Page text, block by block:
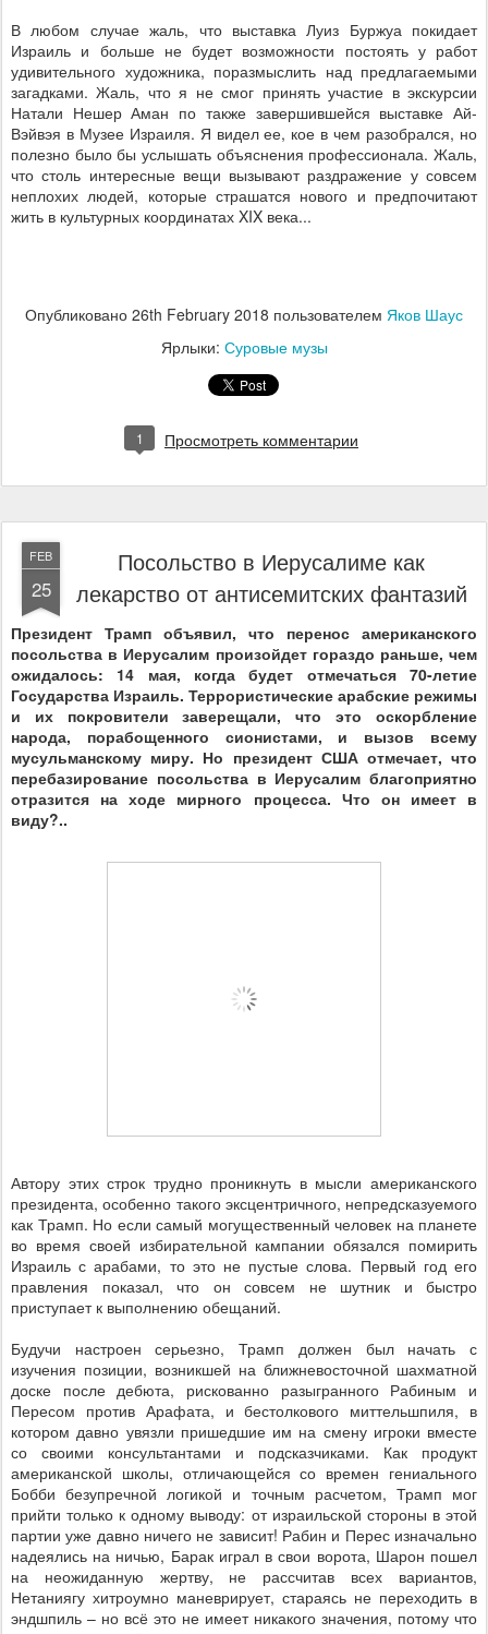
В любом случае жаль, что выставка Луиз Буржуа покидает
Израиль и больше не будет возможности постоять у работ
удивительного художника, поразмыслить над предлагаемыми
загадками. Жаль, что я не смог принять участие в экскурсии
Натали Нешер Аман по также завершившейся выставке Ай-
Вэйвэя в Музее Израиля. Я видел ее, кое в чем разобрался, но
полезно было бы услышать объяснения профессионала. Жаль,
что столь интересные вещи вызывают раздражение у совсем
неплохих людей, которые страшатся нового и предпочитают
жить в культурных координатах XIX века...
Опубликовано 26th February 2018 пользователем Яков Шаус
Ярлыки: Суровые музы
1 Просмотреть комментарии
FEB
25
Посольство в Иерусалиме как
лекарство от антисемитских фантазий
Президент Трамп объявил, что перенос американского
посольства в Иерусалим произойдет гораздо раньше, чем
ожидалось: 14 мая, когда будет отмечаться 70-летие
Государства Израиль. Террористические арабские режимы
и их покровители заверещали, что это оскорбление
народа, порабощенного сионистами, и вызов всему
мусульманскому миру. Но президент США отмечает, что
перебазирование посольства в Иерусалим благоприятно
отразится на ходе мирного процесса. Что он имеет в
виду?..
Автору этих строк трудно проникнуть в мысли американского
президента, особенно такого эксцентричного, непредсказуемого
как Трамп. Но если самый могущественный человек на планете
во время своей избирательной кампании обязался помирить
Израиль с арабами, то это не пустые слова. Первый год его
правления показал, что он совсем не шутник и быстро
приступает к выполнению обещаний.
Будучи настроен серьезно, Трамп должен был начать с
изучения позиции, возникшей на ближневосточной шахматной
доске после дебюта, рискованно разыгранного Рабиным и
Пересом против Арафата, и бестолкового миттельшпиля, в
котором давно увязли пришедшие им на смену игроки вместе
со своими консультантами и подсказчиками. Как продукт
американской школы, отличающейся со времен гениального
Бобби безупречной логикой и точным расчетом, Трамп мог
прийти только к одному выводу: от израильской стороны в этой
партии уже давно ничего не зависит! Рабин и Перес изначально
надеялись на ничью, Барак играл в свои ворота, Шарон пошел
на неожиданную жертву, не рассчитав всех вариантов,
Нетаниягу хитроумно маневрирует, стараясь не переходить в
эндшпиль – но всё это не имеет никакого значения, потому что